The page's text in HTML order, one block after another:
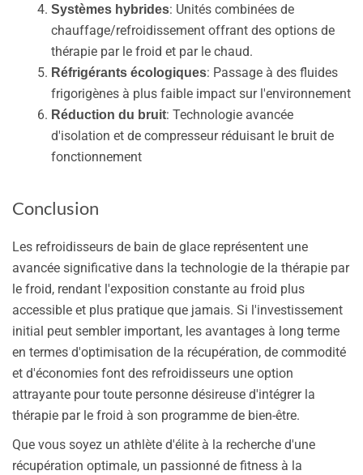
Systèmes hybrides: Unités combinées de
chauffage/refroidissement offrant des options de
thérapie par le froid et par le chaud.
Réfrigérants écologiques: Passage à des fluides
frigorigènes à plus faible impact sur l'environnement
Réduction du bruit: Technologie avancée
d'isolation et de compresseur réduisant le bruit de
fonctionnement
Conclusion
Les refroidisseurs de bain de glace représentent une
avancée significative dans la technologie de la thérapie par
le froid, rendant l'exposition constante au froid plus
accessible et plus pratique que jamais. Si l'investissement
initial peut sembler important, les avantages à long terme
en termes d'optimisation de la récupération, de commodité
et d'économies font des refroidisseurs une option
attrayante pour toute personne désireuse d'intégrer la
thérapie par le froid à son programme de bien-être.
Que vous soyez un athlète d'élite à la recherche d'une
récupération optimale, un passionné de fitness à la